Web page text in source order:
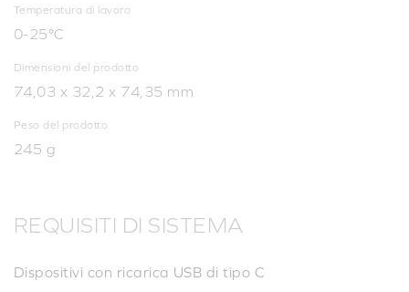
Temperatura di lavoro
0-25°C
Dimensioni del prodotto
74,03 x 32,2 x 74,35 mm
Peso del prodotto
245 g
REQUISITI DI SISTEMA
Dispositivi con ricarica USB di tipo C